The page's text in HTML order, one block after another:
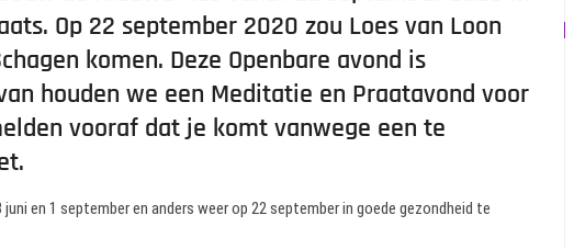
Op 22 september 2020 zou Loes van Loon
komen. Deze Openbare avond is
houden we een Meditatie en Praatavond voor
vooraf dat je komt vanwege een te
en 1 september en anders weer op 22 september in goede gezondheid te